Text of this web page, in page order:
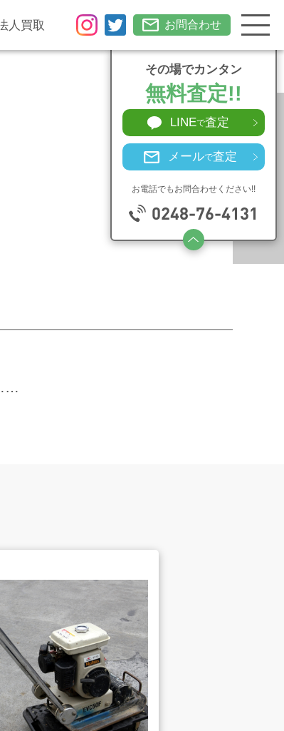
人買取 お問合わせ
工芸事業部/アメプ
その場でカンタン
無料査定!!
LINEで査定
メールで査定
お電話でもお問合わせください!!
0248-76-4131